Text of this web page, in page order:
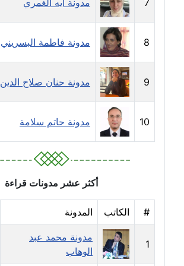
مدونة خالد العامري
معلق
مدونة خالد دومه
عاملة
مدونة خالد صالح
عاملة
مدونة خالد عويس
عاملة
مدونة خالد منير
عاملة
مدونة خليل السيد
عاملة
7 مدونة آيه الغمري
8 مدونة فاطمة البسريني
9 مدونة حنان صلاح الدين
10 مدونة حاتم سلامة
أكثر عشر مدونات قراءة
# الكاتب المدونة
1
مدونة محمد عبد
الوهاب